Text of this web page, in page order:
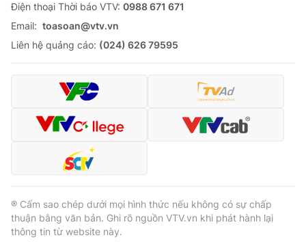
VTV9
THỜI BÁO VTV
Theo dõi báo trên
Cơ quan chủ quản: Đài Truyền hình Việt Nam
Ðiện thoại Thời báo VTV: 0988 671 671
Email: toasoan@vtv.vn
Liên hệ quảng cáo: (024) 626 79595
® Cấm sao chép dưới mọi hình thức nếu không có sự chấp
thuận bằng văn bản. Ghi rõ nguồn VTV.vn khi phát hành lại
thông tin từ website này.